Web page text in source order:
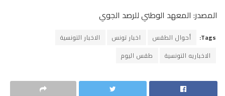
المصدر: المعهد الوطني للرصد الجوي
Tags: أحوال الطقس اخبار تونس
الاخبار التونسية
الاخباريه التونسية
طقس اليوم